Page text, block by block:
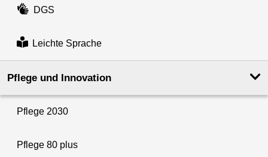
DGS
Leichte Sprache
Pflege und Innovation
Pflege 2030
Pflege 80 plus